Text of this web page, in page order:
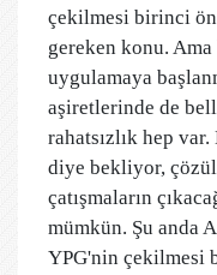
çekilmesi birinci
gereken konu.
uygulamaya
aşiretlerinde de
rahatsızlık hep
diye bekliyor,
çatışmaların
mümkün. Şu anda
YPG'nin çekilmesi